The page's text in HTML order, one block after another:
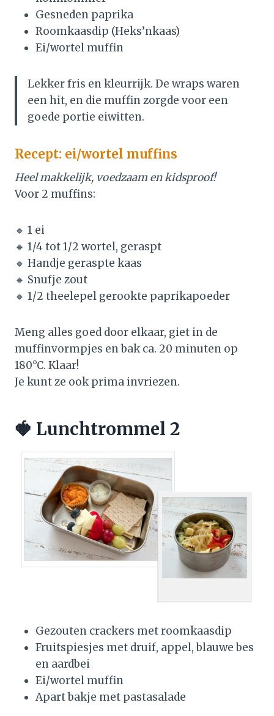
Gesneden paprika
Roomkaasdip (Heks’nkaas)
Ei/wortel muffin
Lekker fris en kleurrijk. De wraps waren
een hit, en die muffin zorgde voor een
goede portie eiwitten.
Recept: ei/wortel muffins
Heel makkelijk, voedzaam en kidsproof!
Voor 2 muffins:
🔸 1 ei
🔸 1/4 tot 1/2 wortel, geraspt
🔸 Handje geraspte kaas
🔸 Snufje zout
🔸 1/2 theelepel gerookte paprikapoeder
Meng alles goed door elkaar, giet in de
muffinvormpjes en bak ca. 20 minuten op
180°C. Klaar!
Je kunt ze ook prima invriezen.
🍓 Lunchtrommel 2
Gezouten crackers met roomkaasdip
Fruitspiesjes met druif, appel, blauwe bes
en aardbei
Ei/wortel muffin
Apart bakje met pastasalade